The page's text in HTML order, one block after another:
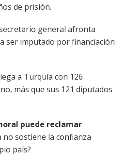
de prisión.
general afronta
ser imputado por financiación
a Turquía con 126
más que sus 121 diputados
puede reclamar
sostiene la confianza
país?